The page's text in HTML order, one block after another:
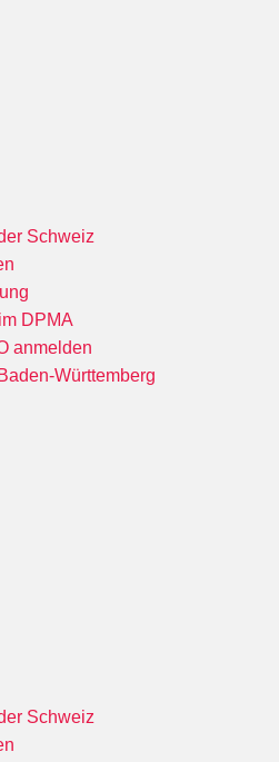
Schweiz
DPMA
anmelden
Württemberg
Schweiz